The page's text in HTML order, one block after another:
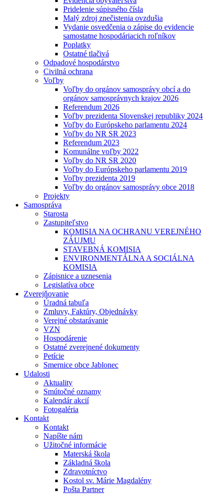
Pridelenie súpisného čísla
Malý zdroj znečistenia ovzdušia
Vydanie osvedčenia o zápise do evidencie
samostatne hospodáriacich roľníkov
Poplatky
Ostatné tlačivá
Odpadové hospodárstvo
Civilná ochrana
Voľby
Voľby do orgánov samosprávy obcí a do
orgánov samosprávnych krajov 2026
Referendum 2026
Voľby prezidenta Slovenskej republiky 2024
Voľby do Európskeho parlamentu 2024
Voľby do NR SR 2023
Referendum 2023
Komunálne voľby 2022
Voľby do NR SR 2020
Voľby do Európskeho parlamentu 2019
Voľby prezidenta 2019
Voľby do orgánov samosprávy obce 2018
Projekty
Samospráva
Starosta
Zastupiteľstvo
KOMISIA NA OCHRANU VEREJNÉHO
ZÁUJMU
STAVEBNÁ KOMISIA
ENVIRONMENTÁLNA A SOCIÁLNA
KOMISIA
Zápisnice a uznesenia
Legislatíva obce
Zverejňovanie
Úradná tabuľa
Zmluvy, Faktúry, Objednávky
Verejné obstarávanie
VZN
Hospodárenie
Ostatné zverejnené dokumenty
Petície
Smernice obce Jablonec
Udalosti
Aktuality
Smútočné oznamy
Kalendár akcií
Fotogaléria
Kontakt
Kontakt
Napíšte nám
Užitočné informácie
Materská škola
Základná škola
Zdravotníctvo
Kostol sv. Márie Magdalény
Pošta Partner